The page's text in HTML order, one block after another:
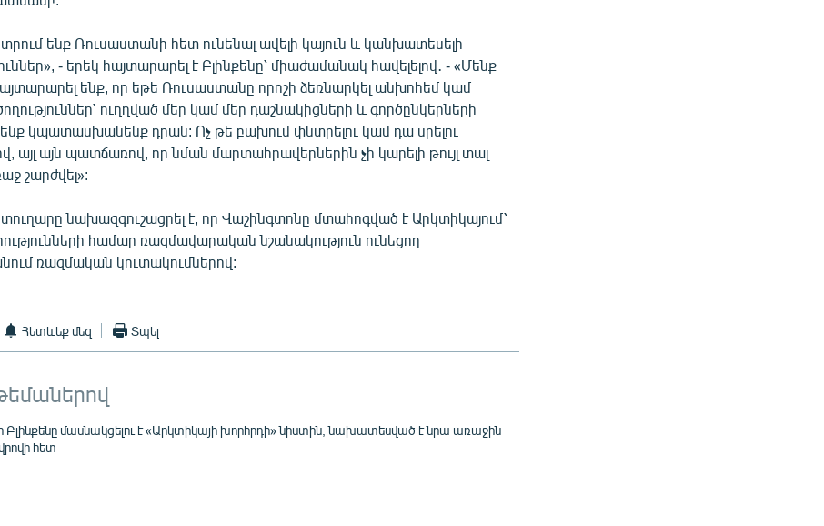
ենք Ռուսաստանի հետ ունենալ ավելի կայուն և կանխատեսելի
- երեկ հայտարարել է Բլինքենը՝ միաժամանակ հավելելով․ - «Մենք
ենք, որ եթե Ռուսաստանը որոշի ձեռնարկել անխոհեմ կամ
ուղղված մեր կամ մեր դաշնակիցների և գործընկերների
կպատասխանենք դրան: Ոչ թե բախում փնտրելու կամ դա սրելու
այլ այն պատճառով, որ նման մարտահրավերներին չի կարելի թույլ տալ
շարժվել»:
նախազգուշացրել է, որ Վաշինգտոնը մտահոգված է Արկտիկայում՝
համար ռազմավարական նշանակություն ունեցող
ռազմական կուտակումներով:
Հետևեք մեզ Տպել
մասնակցելու է «Արկտիկայի խորհրդի» նիստին, նախատեսված է նրա առաջին
հետ